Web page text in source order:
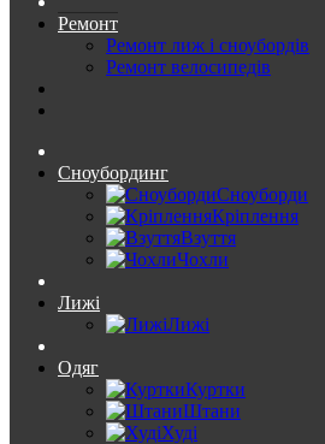
Ремонт
Ремонт лиж і сноубордів
Ремонт велосипедів
Сноубординг
Сноуборди
Кріплення
Взуття
Чохли
Лижі
Лижі
Одяг
Куртки
Штани
Худі